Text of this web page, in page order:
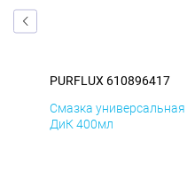
PURFLUX 610896417
Смазка универсальная
ДиК 400мл